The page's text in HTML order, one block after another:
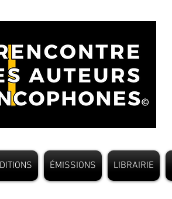
ÉMISSIONS LIBRAIRIE